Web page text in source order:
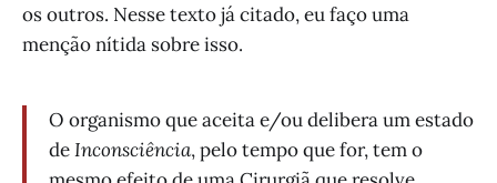
os outros. Nesse texto já citado, eu faço uma
menção nítida sobre isso.
O organismo que aceita e/ou delibera um estado
deInconsciência, pelo tempo que for, tem o